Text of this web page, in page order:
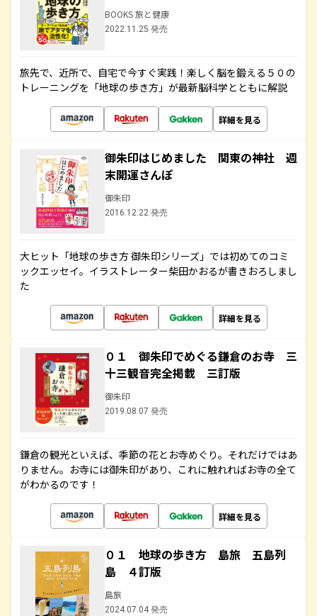
BOOKS 旅と健康
2022.11.25 発売
旅先で、近所で、自宅で今すぐ実践！楽しく脳を鍛える５０の
トレーニングを「地球の歩き方」が最新脳科学とともに解説
詳細を見る
御朱印はじめました 関東の神社 週
末開運さんぽ
御朱印
2016.12.22 発売
大ヒット「地球の歩き方 御朱印シリーズ」では初めてのコミ
ックエッセイ。イラストレーター柴田かおるが書きおろしまし
た
詳細を見る
０１ 御朱印でめぐる鎌倉のお寺 三
十三観音完全掲載 三訂版
御朱印
2019.08.07 発売
鎌倉の観光といえば、季節の花とお寺めぐり。それだけではあ
りません。お寺には御朱印があり、これに触れればお寺の全て
がわかるのです！
詳細を見る
０１ 地球の歩き方 島旅 五島列
島 ４訂版
島旅
2024.07.04 発売